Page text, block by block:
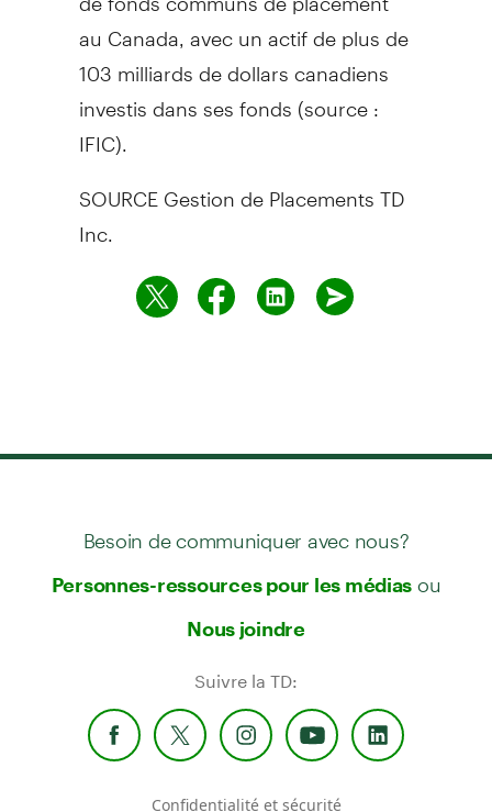
au Canada , avec un actif de plus de
103 milliards de dollars canadiens
investis dans ses fonds (source :
IFIC).
SOURCE Gestion de Placements TD
Inc.
Besoin de communiquer avec nous?
Personnes-ressources pour les médias ou
Nous joindre
Suivre la TD:
Confidentialité et sécurité